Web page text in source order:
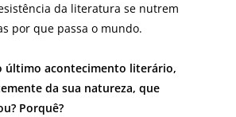
da literatura se nutrem
por que passa o mundo.
último acontecimento literário,
da sua natureza, que
Porquê?